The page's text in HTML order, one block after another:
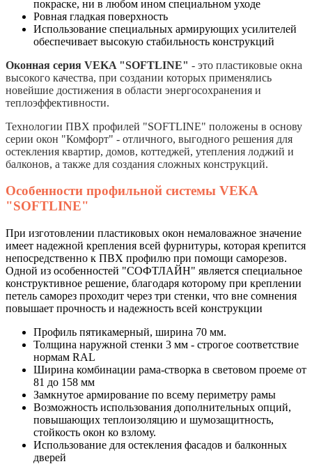
покраске, ни в любом ином специальном уходе
Ровная гладкая поверхность
Использование специальных армирующих усилителей
обеспечивает высокую стабильность конструкций
Оконная серия VEKA "SOFTLINE" - это пластиковые окна
высокого качества, при создании которых применялись
новейшие достижения в области энергосохранения и
теплоэффективности.
Технологии ПВХ профилей "SOFTLINE" положены в основу
серии окон "Комфорт" - отличного, выгодного решения для
остекления квартир, домов, коттеджей, утепления лоджий и
балконов, а также для создания сложных конструкций.
Особенности профильной системы VEKA
"SOFTLINE"
При изготовлении пластиковых окон немаловажное значение
имеет надежной крепления всей фурнитуры, которая крепится
непосредственно к ПВХ профилю при помощи саморезов.
Одной из особенностей "СОФТЛАЙН" является специальное
конструктивное решение, благодаря которому при креплении
петель саморез проходит через три стенки, что вне сомнения
повышает прочность и надежность всей конструкции
Профиль пятикамерный, ширина 70 мм.
Толщина наружной стенки 3 мм - строгое соответствие
нормам RAL
Ширина комбинации рама-створка в световом проеме от
81 до 158 мм
Замкнутое армирование по всему периметру рамы
Возможность использования дополнительных опций,
повышающих теплоизоляцию и шумозащитность,
стойкость окон ко взлому.
Использование для остекления фасадов и балконных
дверей